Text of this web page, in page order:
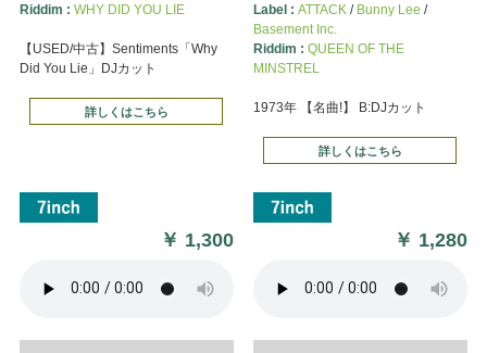
Riddim : WHY DID YOU LIE
【USED/中古】Sentiments「Why
Did You Lie」DJカット
詳しくはこちら
￥ 1,300
Label : ATTACK/ Bunny Lee /
Basement Inc.
Riddim : QUEEN OF THE
MINSTREL
1973年 【名曲!】 B:DJカット
詳しくはこちら
￥ 1,280